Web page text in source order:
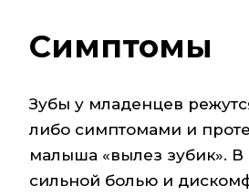
Симптомы
Зубы у младенцев
либо симптомами и
малыша «вылез зубик». В
сильной болью и